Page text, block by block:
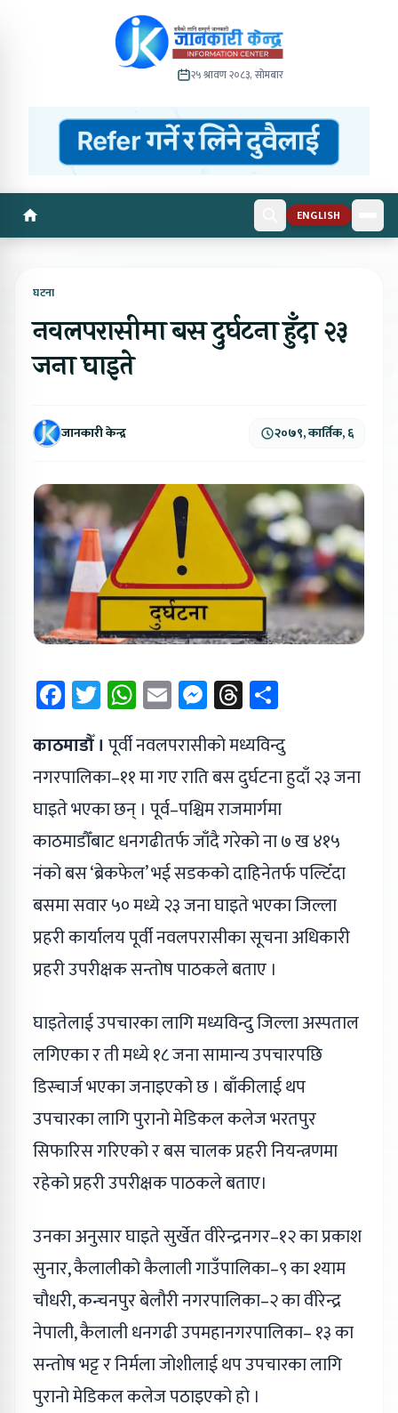
२५ श्रावण २०८३, सोमबार
ENGLISH
घटना
नवलपरासीमा बस दुर्घटना हुँदा २३
जना घाइते
जानकारी केन्द्र २०७९, कार्तिक, ६
Facebook
Twitter
WhatsApp
EmailMessenger
Threads
काठमाडौँ । पूर्वी नवलपरासीको मध्यविन्दु
नगरपालिका–११ मा गए राति बस दुर्घटना हुदाँ २३ जना
घाइते भएका छन् । पूर्व–पश्चिम राजमार्गमा
काठमाडौँबाट धनगढीतर्फ जाँदै गरेको ना ७ ख ४१५
नंको बस ‘ब्रेकफेल’ भई सडकको दाहिनेतर्फ पल्टिँदा
बसमा सवार ५० मध्ये २३ जना घाइते भएका जिल्ला
प्रहरी कार्यालय पूर्वी नवलपरासीका सूचना अधिकारी
प्रहरी उपरीक्षक सन्तोष पाठकले बताए ।
घाइतेलाई उपचारका लागि मध्यविन्दु जिल्ला अस्पताल
लगिएका र ती मध्ये १८ जना सामान्य उपचारपछि
डिस्चार्ज भएका जनाइएको छ । बाँकीलाई थप
उपचारका लागि पुरानो मेडिकल कलेज भरतपुर
सिफारिस गरिएको र बस चालक प्रहरी नियन्त्रणमा
रहेको प्रहरी उपरीक्षक पाठकले बताए।
उनका अनुसार घाइते सुर्खेत वीरेन्द्रनगर–१२ का प्रकाश
सुनार, कैलालीको कैलाली गाउँपालिका–९ का श्याम
चौधरी, कन्चनपुर बेलौरी नगरपालिका–२ का वीरेन्द्र
नेपाली, कैलाली धनगढी उपमहानगरपालिका– १३ का
सन्तोष भट्ट र निर्मला जोशीलाई थप उपचारका लागि
पुरानो मेडिकल कलेज पठाइएको हो ।